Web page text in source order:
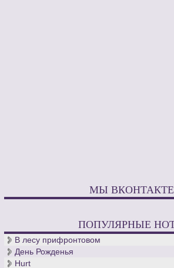
МЫ ВКОНТАКТЕ
ПОПУЛЯРНЫЕ
В лесу прифронтовом
День Рожденья
Hurt